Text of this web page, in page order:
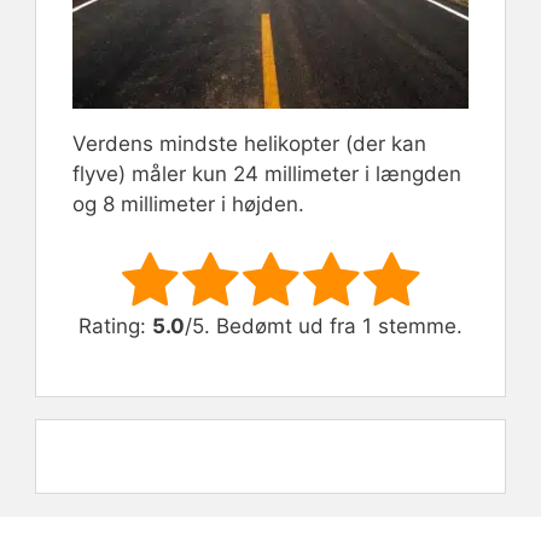
Verdens mindste helikopter (der kan
flyve) måler kun 24 millimeter i længden
og 8 millimeter i højden.
Rate this item:
Submit Rating
Rating: 5.0/5. Bedømt ud fra 1 stemme.